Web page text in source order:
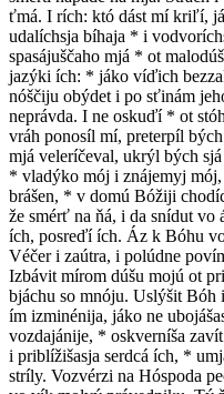
ťmá. I rích: któ dást mí kriľí,
udalíchsja bíhaja * i
spasájuščaho mjá * ot
jazýki ích: * jáko víďich
nóščiju obýdet i po sťinám
neprávda. I ne oskuďí * ot
vráh ponosíl mí, preterpíl
mjá veleríčeval, ukrýl bých
* vladýko mój i znájemyj mój,
brášen, * v domú Bóžiji
že smérť na ňá, i da snídut
ích, posreďí ích. Áz k Bóhu
Véčer i zaútra, i polúdne
Izbávit mírom dúšu mojú ot
bjáchu so mnóju. Uslýšit
ím izminénija, jáko ne
vozdajánije, * oskverníša
i priblížišasja serdcá ích, *
stríly. Vozvérzi na Hóspoda